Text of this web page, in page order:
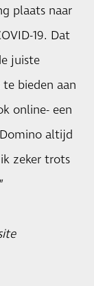
plaats naar
19. Dat
juiste
bieden aan
online- een
altijd
zeker trots